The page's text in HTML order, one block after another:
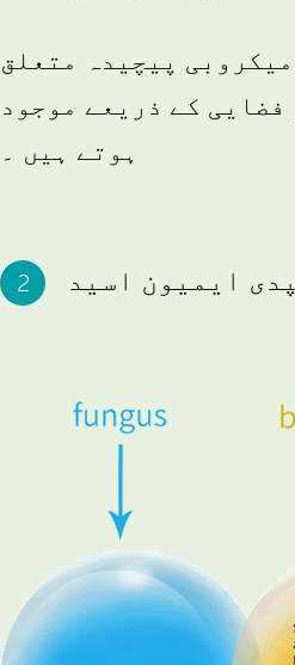
پیچیدہ متعلق
فضایی کے ذریعے موجود
ہوتے ہیں ۔
ایمیون اسید